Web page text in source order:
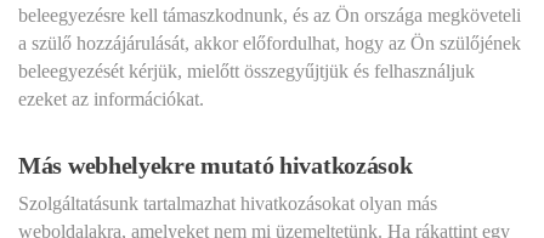
beleegyezésre kell támaszkodnunk, és az Ön országa megköveteli
a szülő hozzájárulását, akkor előfordulhat, hogy az Ön szülőjének
beleegyezését kérjük, mielőtt összegyűjtjük és felhasználjuk
ezeket az információkat.
Más webhelyekre mutató hivatkozások
Szolgáltatásunk tartalmazhat hivatkozásokat olyan más
weboldalakra, amelyeket nem mi üzemeltetünk. Ha rákattint egy